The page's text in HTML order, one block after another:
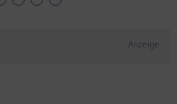
Anzeige